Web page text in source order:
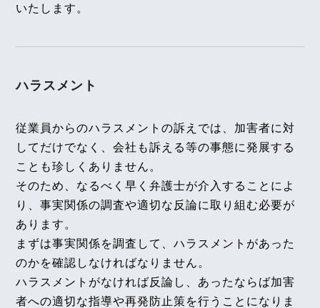
2026年2月1日
【知っておきたい労働法Q&A】「第91回 死亡時退
知」の論文を、企業法務担当執行役員・弁護士 家永
しました。
独立行政法人 高齢・障害・求職者雇用支援機構
2026年2月1日〈発行〉
『全国賃貸住宅新聞』
企業法務担当執行役員・弁護士 家永 勲「弁護士が
解決！！身近な不動産トラブル」
第133回『入居者
および近隣住民からの騒音クレーム』
更新上限・不更新条項に基づく有期雇用契約の雇止
ペット可物件における原状回復義務の負担者
【タイ】2025年3月号Vol.36
2025年3月における法律アップデート
2025年4月号Vol.160
不当労働行為救済申立ての不法行為該当性（よこは
まシティユニオン事件）～横浜地裁令和５年２月２
８日判決、東京高裁令和５年１１月１５日判決～
【不動産業界】2025年3月号Vol.124
防犯カメラとプライバシー侵害について
いたします。
ハラスメント
従業員からのハラスメントの訴えでは、加害者に対
してだけでなく、会社も訴える等の事態に発展する
ことも珍しくありません。
そのため、なるべく早く弁護士が介入することによ
り、事実関係の調査や適切な反論に取り組む必要が
あります。
まずは事実関係を調査して、ハラスメントがあった
のかを確認しなければなりません。
ハラスメントがなければ反論し、あったならば加害
者への適切な指導や再発防止策を行うことになりま